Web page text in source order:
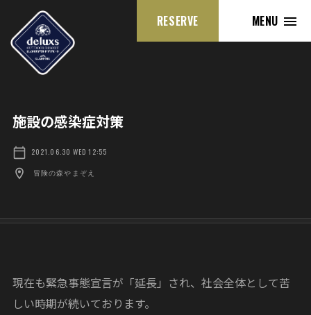
RESERVE MENU
施設の感染症対策
2021.06.30 WED 12:55
冒険の森やまぞえ
現在も緊急事態宣言が「延長」され、社会全体として苦
しい時期が続いております。